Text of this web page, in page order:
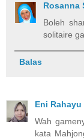
Rosanna
Boleh
solitaire
Balas
Eni Rahayu
Wah
kata